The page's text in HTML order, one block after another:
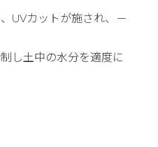
UVカットが施され、－
し土中の水分を適度に